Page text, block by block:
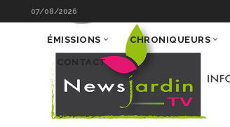
07/08/2026
ÉMISSIONS CHRONIQUEURS
CONTACT